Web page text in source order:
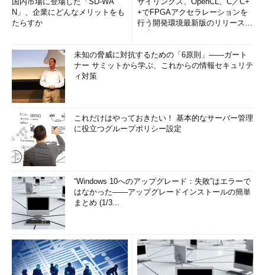
N」、企業にどんなメリットをも
たらすか
+でFPGAアクセラレーションを
行う開発環境最新版のリリースを
発表
未知の脅威に対抗するための「6原則」――ガート
ナー サミットから学ぶ、これからの情報セキュリテ
ィ対策
これだけはやっておきたい！ 基本的なサーバー管理
に役立つグループポリシー設定
“Windows 10へのアップグレード：失敗”はエラーで
はなかった――アップグレードインストールの簡単
まとめ (1/3...